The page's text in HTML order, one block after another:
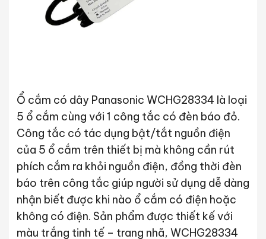
Ổ cắm có dây Panasonic WCHG28334 là loại
5 ổ cắm cùng với 1 công tắc có đèn báo đỏ.
Công tắc có tác dụng bật/tắt nguồn điện
của 5 ổ cắm trên thiết bị mà không cần rút
phích cắm ra khỏi nguồn điện, đồng thời đèn
báo trên công tắc giúp người sử dụng dễ dàng
nhận biết được khi nào ổ cắm có điện hoặc
không có điện. Sản phẩm được thiết kế với
màu trắng tinh tế – trang nhã, WCHG28334